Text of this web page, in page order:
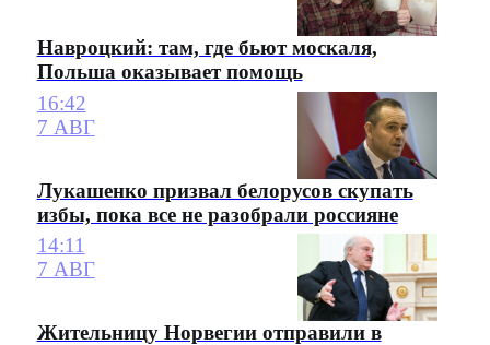
Навроцкий: там, где бьют москаля,
Польша оказывает помощь
16:42
7 АВГ
Лукашенко призвал белорусов скупать
избы, пока все не разобрали россияне
14:11
7 АВГ
Жительницу Норвегии отправили в